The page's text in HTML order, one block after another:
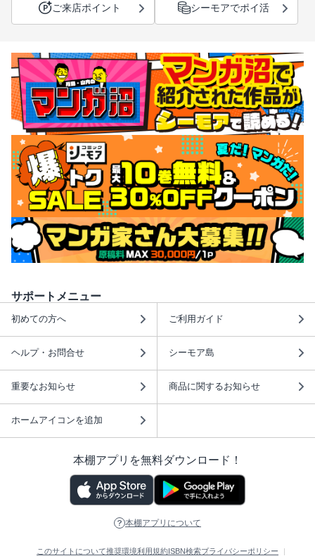
ご来店ポイント シーモアでポイ活
サポートメニュー
初めての方へ ご利用ガイド
ヘルプ・お問合せ シーモア島
重要なお知らせ 商品に関するお知らせ
ホームアイコンを追加
本棚アプリを無料ダウンロード！
本棚アプリについて
このサイトについて推奨環境利用規約 ISBN検索プライバシーポリシー